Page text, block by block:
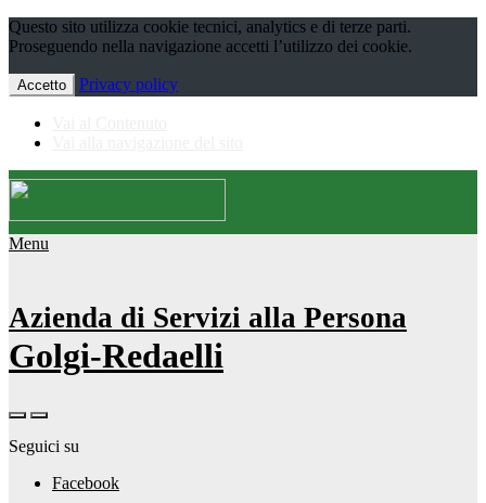
Questo sito utilizza cookie tecnici, analytics e di terze parti.
Proseguendo nella navigazione accetti l’utilizzo dei cookie.
Accetto Privacy policy
Menu
Azienda di Servizi alla Persona
Golgi-Redaelli
Seguici su
Facebook